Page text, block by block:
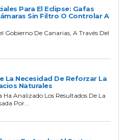
Para El Eclipse: Gafas
Sin Filtro O Controlar A
Gobierno De Canarias, A Través Del
La Necesidad De Reforzar La
Naturales
Analizado Los Resultados De La
Por...